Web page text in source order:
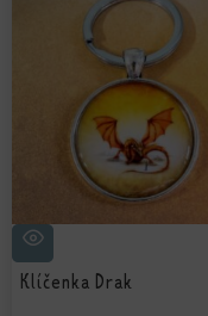
Klíčenka Drak